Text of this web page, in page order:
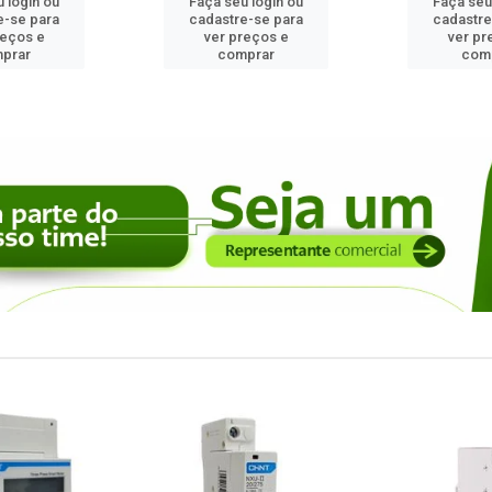
se para
e
cadastre-se para
ver preços e
comprar
ver